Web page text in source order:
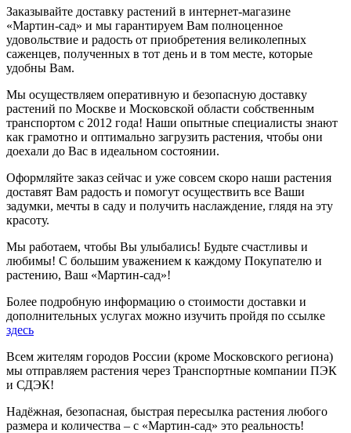
Заказывайте доставку растений в интернет-магазине
«Мартин-сад» и мы гарантируем Вам полноценное
удовольствие и радость от приобретения великолепных
саженцев, полученных в тот день и в том месте, которые
удобны Вам.
Мы осуществляем оперативную и безопасную доставку
растений по Москве и Московской области собственным
транспортом с 2012 года! Наши опытные специалисты знают
как грамотно и оптимально загрузить растения, чтобы они
доехали до Вас в идеальном состоянии.
Оформляйте заказ сейчас и уже совсем скоро наши растения
доставят Вам радость и помогут осуществить все Ваши
задумки, мечты в саду и получить наслаждение, глядя на эту
красоту.
Мы работаем, чтобы Вы улыбались! Будьте счастливы и
любимы! С большим уважением к каждому Покупателю и
растению, Ваш «Мартин-сад»!
Более подробную информацию о стоимости доставки и
дополнительных услугах можно изучить пройдя по ссылке
здесь
Всем жителям городов России (кроме Московского региона)
мы отправляем растения через Транспортные компании ПЭК
и СДЭК!
Надёжная, безопасная, быстрая пересылка растения любого
размера и количества – с «Мартин-сад» это реальность!